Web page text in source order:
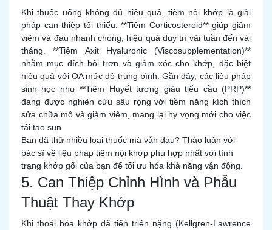
Khi thuốc uống không đủ hiệu quả, tiêm nội khớp là giải
pháp can thiệp tối thiểu. **Tiêm Corticosteroid** giúp giảm
viêm và đau nhanh chóng, hiệu quả duy trì vài tuần đến vài
tháng. **Tiêm Axit Hyaluronic (Viscosupplementation)**
nhằm mục đích bôi trơn và giảm xóc cho khớp, đặc biệt
hiệu quả với OA mức độ trung bình. Gần đây, các liệu pháp
sinh học như **Tiêm Huyết tương giàu tiểu cầu (PRP)**
đang được nghiên cứu sâu rộng với tiềm năng kích thích
sửa chữa mô và giảm viêm, mang lại hy vọng mới cho việc
tái tạo sụn.
Bạn đã thử nhiều loại thuốc mà vẫn đau? Thảo luận với
bác sĩ về liệu pháp tiêm nội khớp phù hợp nhất với tình
trạng khớp gối của bạn để tối ưu hóa khả năng vận động.
5. Can Thiệp Chỉnh Hình và Phẫu
Thuật Thay Khớp
Khi thoái hóa khớp đã tiến triển nặng (Kellgren-Lawrence